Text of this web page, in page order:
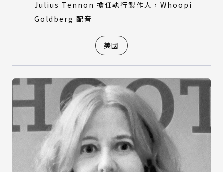
Julius Tennon 擔任執行製作人，Whoopi
Goldberg 配音
美國